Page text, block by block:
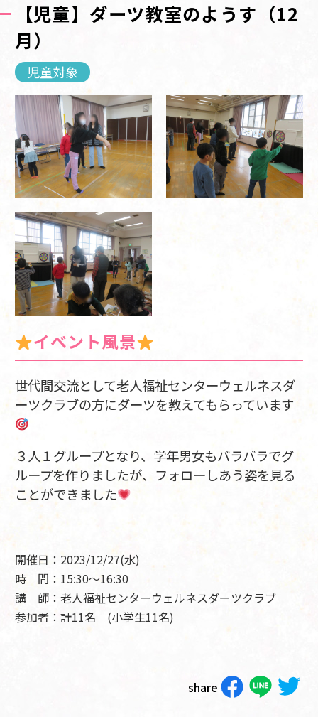
【児童】ダーツ教室のようす（12
月）
児童対象
イベント風景
世代間交流として老人福祉センターウェルネスダ
ーツクラブの方にダーツを教えてもらっています
３人１グループとなり、学年男女もバラバラでグ
ループを作りましたが、フォローしあう姿を見る
ことができました
開催日：2023/12/27(水)
時 間：15:30～16:30
講 師：老人福祉センターウェルネスダーツクラブ
参加者：計11名 (小学生11名)
share